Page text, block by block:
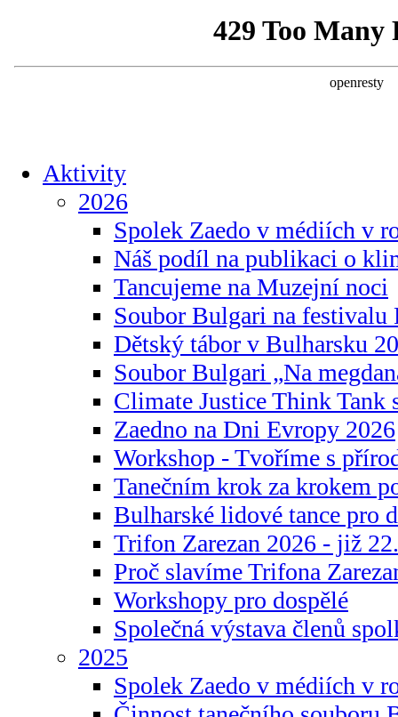
Aktivity
2026
Spolek Zaedo v médiích v
Náš podíl na publikaci o
Tancujeme na Muzejní noci
Soubor Bulgari na festivalu
Dětský tábor v Bulharsku
Soubor Bulgari „Na
Climate Justice Think Tank
Zaedno na Dni Evropy 2026
Workshop - Tvoříme s
Tanečním krok za krokem
Bulharské lidové tance pro
Trifon Zarezan 2026 - již
Proč slavíme Trifona
Workshopy pro dospělé
Společná výstava členů
2025
Spolek Zaedo v médiích v